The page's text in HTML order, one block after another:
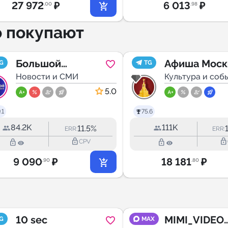
27 972.00 ₽ 6 013.98 ₽
покупают
Большой
воронежский
Новости и СМИ
5.0
84.2K ERR:11.5%
lock_outline lock_outlineCPV
9 090.90 ₽
TG
75.6
Афиша
Культура и
111K ERR:
lock_outline lock_outline
18 181.80 ₽
10 sec MAX
MIMI_VIDEO